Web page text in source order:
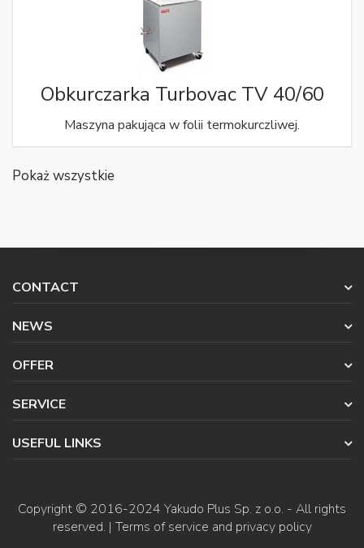
Obkurczarka Turbovac TV 40/60
Maszyna pakująca w folii termokurczliwej.
Pokaż wszystkie
CONTACT
NEWS
OFFER
SERVICE
USEFUL LINKS
Copyright © 2016-2024 Yakudo Plus Sp. z o.o. - All rights
reserved. |Terms of service and privacy policy